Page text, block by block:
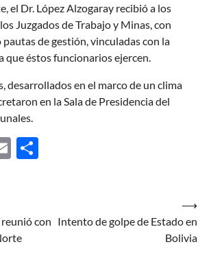
el Dr. López Alzogaray recibió a los
Juzgados de Trabajo y Minas, con
de gestión, vinculadas con la
que éstos funcionarios ejercen.
desarrollados en el marco de un clima
en la Sala de Presidencia del
Email
con Intento de golpe de Estado en
Bolivia
⟶